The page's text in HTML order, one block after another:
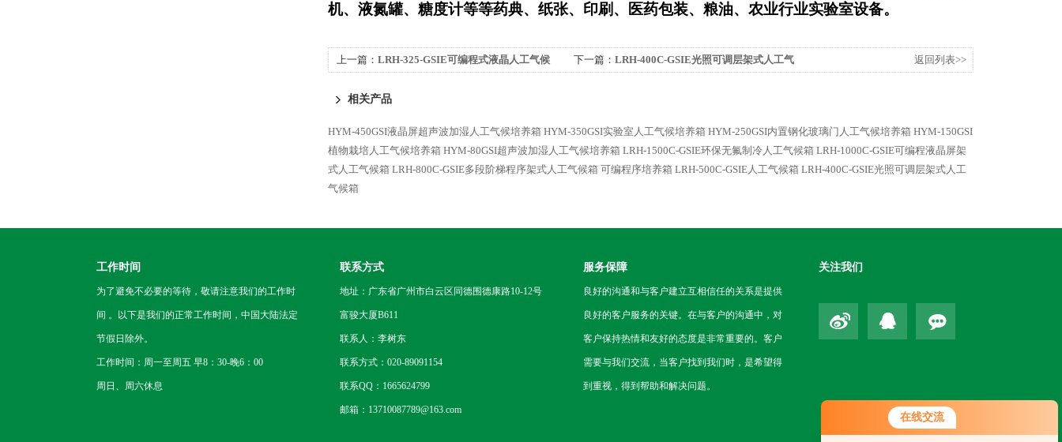
在线交流
您好！欢迎前来咨询，很高兴为您
机、液氮罐、糖度计等等药典、纸张、印刷、医药包装、粮油、农业行业实验室设备。
上一篇： LRH-325-GSIE可编程式液晶人工气候
下一篇： LRH-400C-GSIE光照可调层架式人工气
返回列表>>
相关产品
HYM-450GSI液晶屏超声波加湿人工气候培养箱 HYM-350GSI实验室人工气候培养箱 HYM-250GSI内置钢化玻璃门人工气候培养箱 HYM-150GSI
植物栽培人工气候培养箱 HYM-80GSI超声波加湿人工气候培养箱 LRH-1500C-GSIE环保无氟制冷人工气候箱 LRH-1000C-GSIE可编程液晶屏架
式人工气候箱 LRH-800C-GSIE多段阶梯程序架式人工气候箱 可编程序培养箱 LRH-500C-GSIE人工气候箱 LRH-400C-GSIE光照可调层架式人工
气候箱
工作时间
为了避免不必要的等待，敬请注意我们的工作时
间 。以下是我们的正常工作时间，中国大陆法定
节假日除外。
工作时间：周一至周五 早8：30-晚6：00
周日、周六休息
联系方式
地址：广东省广州市白云区同德围德康路10-12号
富骏大厦B611
联系人：李树东
联系方式：020-89091154
联系QQ：1665624799
邮箱：13710087789@163.com
服务保障
良好的沟通和与客户建立互相信任的关系是提供
良好的客户服务的关键。在与客户的沟通中，对
客户保持热情和友好的态度是非常重要的。客户
需要与我们交流，当客户找到我们时，是希望得
到重视，得到帮助和解决问题。
关注我们